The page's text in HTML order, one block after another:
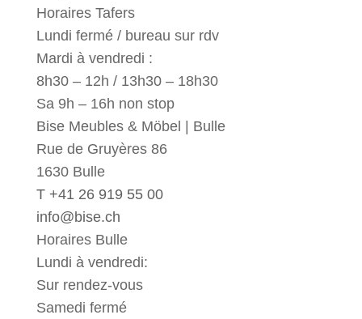
Horaires Tafers
Lundi fermé / bureau sur rdv
Mardi à vendredi :
8h30 – 12h / 13h30 – 18h30
Sa 9h – 16h non stop
Bise Meubles & Möbel | Bulle
Rue de Gruyères 86
1630 Bulle
T +41 26 919 55 00
info@bise.ch
Horaires Bulle
Lundi à vendredi:
Sur rendez-vous
Samedi fermé